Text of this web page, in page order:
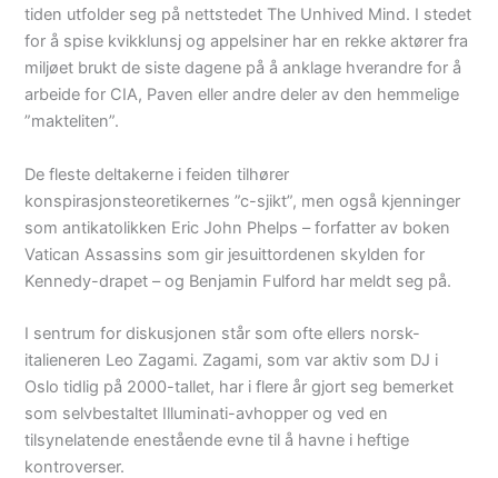
tiden utfolder seg på nettstedet The Unhived Mind. I stedet
for å spise kvikklunsj og appelsiner har en rekke aktører fra
miljøet brukt de siste dagene på å anklage hverandre for å
arbeide for CIA, Paven eller andre deler av den hemmelige
”makteliten”.
De fleste deltakerne i feiden tilhører
konspirasjonsteoretikernes ”c-sjikt”, men også kjenninger
som antikatolikken Eric John Phelps – forfatter av boken
Vatican Assassins som gir jesuittordenen skylden for
Kennedy-drapet – og Benjamin Fulford har meldt seg på.
I sentrum for diskusjonen står som ofte ellers norsk-
italieneren Leo Zagami. Zagami, som var aktiv som DJ i
Oslo tidlig på 2000-tallet, har i flere år gjort seg bemerket
som selvbestaltet Illuminati-avhopper og ved en
tilsynelatende enestående evne til å havne i heftige
kontroverser.